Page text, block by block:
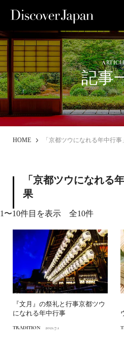
記事
HOME 「京都ツウになれる年中行
「京都ツウになれる
果
1〜10件目を表示 全10件
『文月』の祭礼と行事京都ツウ
になれる年中行事
TRADITION 2021.7.1